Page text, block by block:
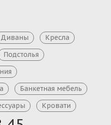
Диваны
Кресла
Подстолья
Банкетная мебель
Кровати